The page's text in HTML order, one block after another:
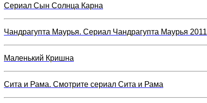
Сериал Сын Солнца Карна
Чандрагупта Маурья. Сериал Чандрагупта Маурья 2011
Маленький Кришна
Сита и Рама. Смотрите сериал Сита и Рама